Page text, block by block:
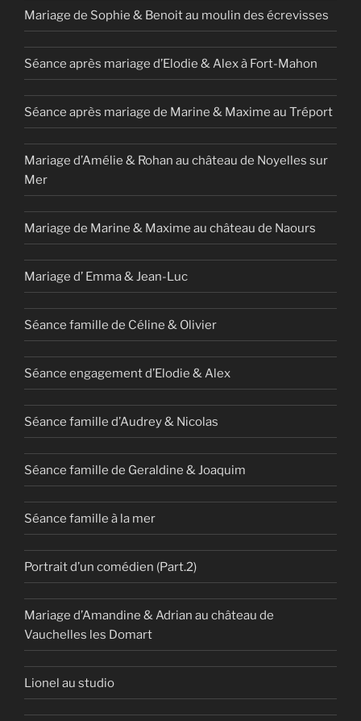
Mariage de Sophie & Benoit au moulin des écrevisses
Séance après mariage d’Elodie & Alex à Fort-Mahon
Séance après mariage de Marine & Maxime au Tréport
Mariage d’Amélie & Rohan au château de Noyelles sur
Mer
Mariage de Marine & Maxime au château de Naours
Mariage d’ Emma & Jean-Luc
Séance famille de Céline & Olivier
Séance engagement d’Elodie & Alex
Séance famille d’Audrey & Nicolas
Séance famille de Geraldine & Joaquim
Séance famille à la mer
Portrait d’un comédien (Part.2)
Mariage d’Amandine & Adrian au château de
Vauchelles les Domart
Lionel au studio